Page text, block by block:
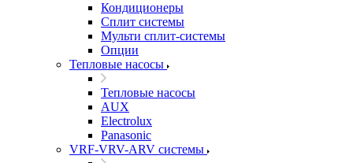
Кондиционеры
Сплит системы
Мульти сплит-системы
Опции
Тепловые насосы
Тепловые насосы
AUX
Electrolux
Panasonic
VRF-VRV-ARV системы